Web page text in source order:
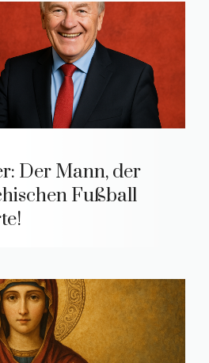
Der Mann, der
Fußball